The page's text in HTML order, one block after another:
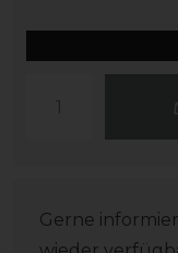
Gerne